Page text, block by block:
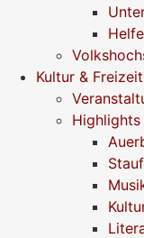
Kultur & Freizeit
Highlights